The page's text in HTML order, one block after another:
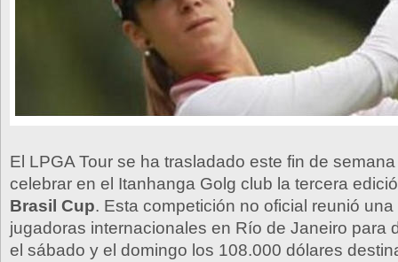
El LPGA Tour se ha trasladado este fin de
celebrar en el Itanhanga Golg club la tercera
Brasil Cup. Esta competición no oficial reunió
jugadoras internacionales en Río de Janeiro para
el sábado y el domingo los 108.000 dólares